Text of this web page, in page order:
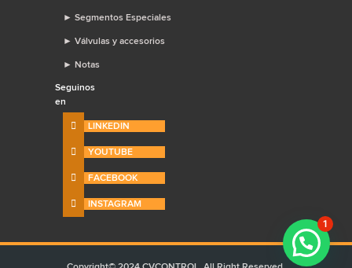
► Segmentos Especiales
► Válvulas y accesorios
► Notas
Seguinos
en
LINKEDIN
YOUTUBE
FACEBOOK
INSTAGRAM
1